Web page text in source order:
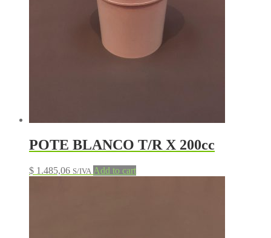
POTE BLANCO T/R X 200cc
$ 1.485,06 S/IVA Add to cart